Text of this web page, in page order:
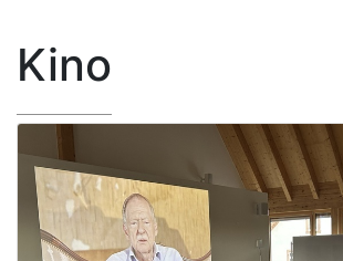
Kino